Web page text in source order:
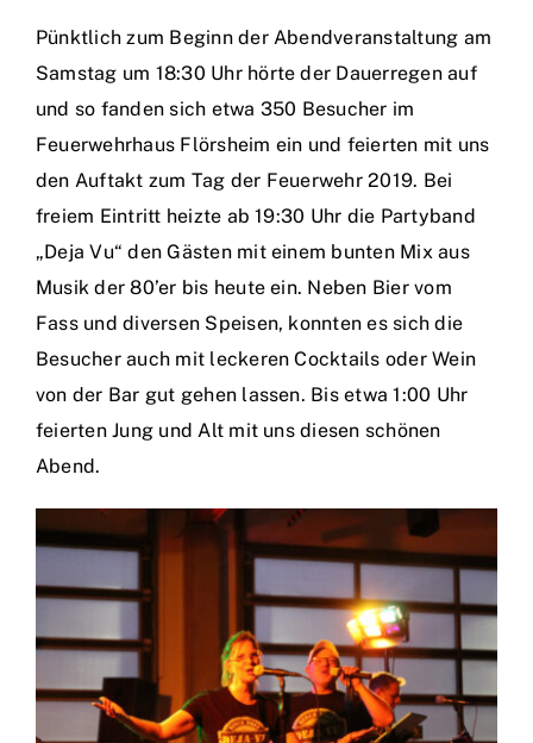
Pünktlich zum Beginn der Abendveranstaltung am
Samstag um 18:30 Uhr hörte der Dauerregen auf
und so fanden sich etwa 350 Besucher im
Feuerwehrhaus Flörsheim ein und feierten mit uns
den Auftakt zum Tag der Feuerwehr 2019. Bei
freiem Eintritt heizte ab 19:30 Uhr die Partyband
„Deja Vu“ den Gästen mit einem bunten Mix aus
Musik der 80’er bis heute ein. Neben Bier vom
Fass und diversen Speisen, konnten es sich die
Besucher auch mit leckeren Cocktails oder Wein
von der Bar gut gehen lassen. Bis etwa 1:00 Uhr
feierten Jung und Alt mit uns diesen schönen
Abend.